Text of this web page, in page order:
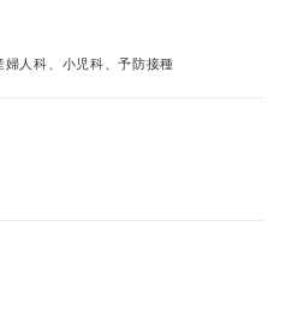
人科、小児科、予防接種